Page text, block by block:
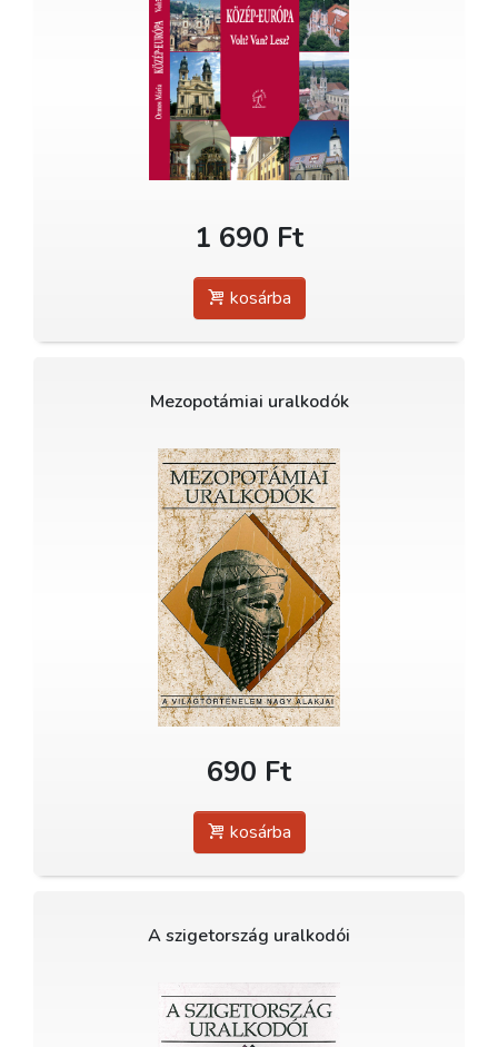
1 690 Ft
kosárba
Mezopotámiai uralkodók
690 Ft
kosárba
A szigetország uralkodói